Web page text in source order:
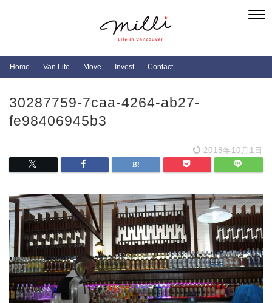
Home Van Life Move Invest Contact
30287759-7caa-4264-ab27-
fe98406945b3
2018年10月1日